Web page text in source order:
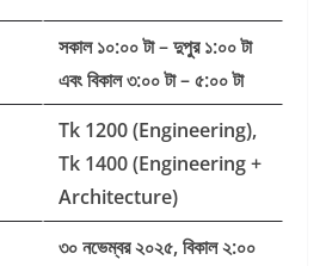
সকাল ১০:০০ টা – দুপুর ১:০০ টা
এবং বিকাল ৩:০০ টা – ৫:০০ টা
Tk 1200 (Engineering),
Tk 1400 (Engineering +
Architecture)
৩০ নভেম্বর ২০২৫, বিকাল ২:০০